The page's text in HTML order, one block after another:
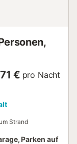
€ pro Nacht
Strand
Parken auf